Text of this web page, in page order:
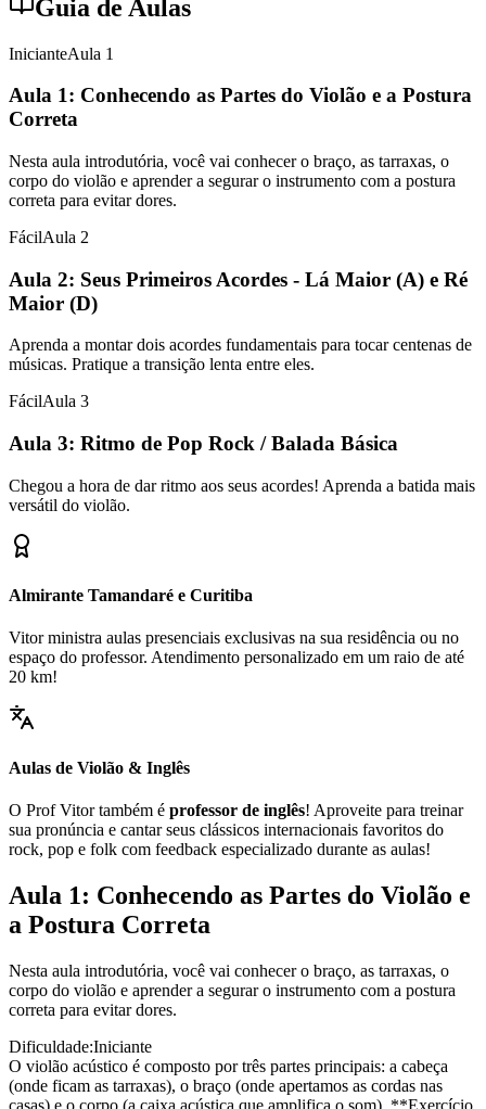
Guia de Aulas
InicianteAula 1
Aula 1: Conhecendo as Partes do Violão e a Postura
Correta
Nesta aula introdutória, você vai conhecer o braço, as tarraxas, o
corpo do violão e aprender a segurar o instrumento com a postura
correta para evitar dores.
FácilAula 2
Aula 2: Seus Primeiros Acordes - Lá Maior (A) e Ré
Maior (D)
Aprenda a montar dois acordes fundamentais para tocar centenas de
músicas. Pratique a transição lenta entre eles.
FácilAula 3
Aula 3: Ritmo de Pop Rock / Balada Básica
Chegou a hora de dar ritmo aos seus acordes! Aprenda a batida mais
versátil do violão.
Almirante Tamandaré e Curitiba
Vitor ministra aulas presenciais exclusivas na sua residência ou no
espaço do professor. Atendimento personalizado em um raio de até
20 km!
Aulas de Violão & Inglês
O Prof Vitor também é professor de inglês! Aproveite para treinar
sua pronúncia e cantar seus clássicos internacionais favoritos do
rock, pop e folk com feedback especializado durante as aulas!
Aula 1: Conhecendo as Partes do Violão e
a Postura Correta
Nesta aula introdutória, você vai conhecer o braço, as tarraxas, o
corpo do violão e aprender a segurar o instrumento com a postura
correta para evitar dores.
Dificuldade:Iniciante
O violão acústico é composto por três partes principais: a cabeça
(onde ficam as tarraxas), o braço (onde apertamos as cordas nas
casas) e o corpo (a caixa acústica que amplifica o som). **Exercício